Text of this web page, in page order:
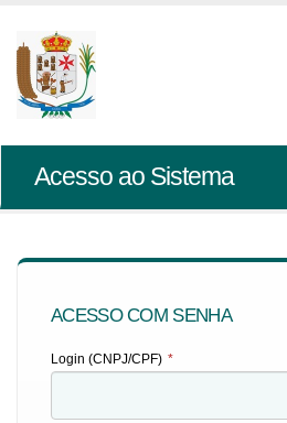
Acesso ao Sistema
ACESSO COM SENHA
Login (CNPJ/CPF) *